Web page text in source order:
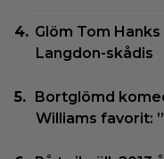
Glöm Tom
Langdon-skådis
Bortglömd
Williams favorit: